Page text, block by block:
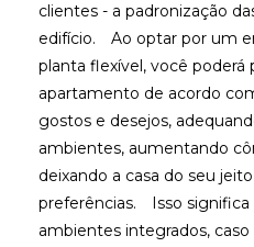
clientes - a padronização
edifício.
Ao optar por um
planta flexível, você poderá
apartamento de acordo
gostos e desejos,
ambientes, aumentando
deixando a casa do seu
preferências.
Isso
ambientes integrados, caso